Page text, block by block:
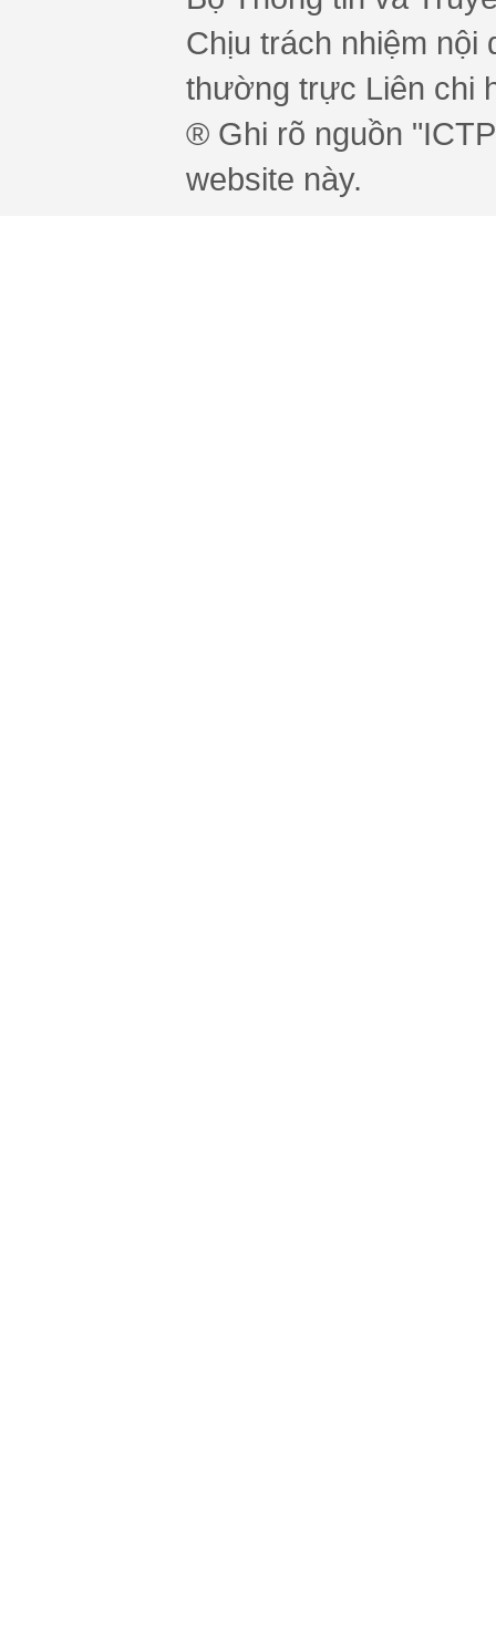
Chịu trách nhiệm nội
thường trực Liên chi
® Ghi rõ nguồn
website này.